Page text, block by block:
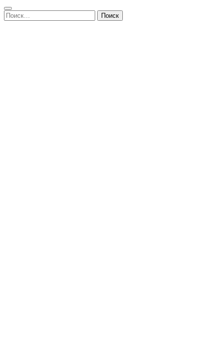
Найти: